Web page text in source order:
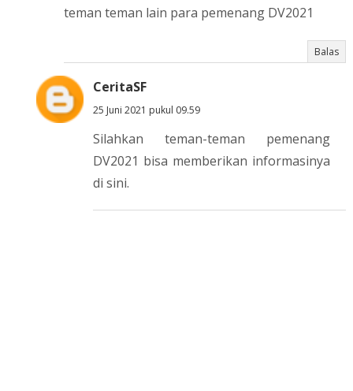
teman teman lain para pemenang DV2021
Balas
CeritaSF
25 Juni 2021 pukul 09.59
Silahkan teman-teman pemenang
DV2021 bisa memberikan informasinya
di sini.